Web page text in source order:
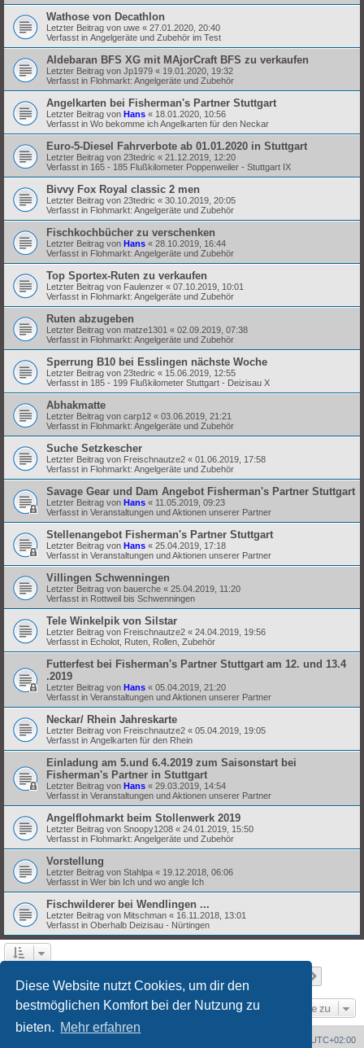
Diese Website nutzt Cookies, um dir den
bestmöglichen Komfort bei der Nutzung zu
bieten. Mehr erfahren
Wathose von Decathlon
Letzter Beitrag von uwe « 27.01.2020, 20:40
Verfasst in Angelgeräte und Zubehör im Test
Aldebaran BFS XG mit MAjorCraft BFS zu verkaufen
Letzter Beitrag von Jp1979 « 19.01.2020, 19:32
Verfasst in Flohmarkt: Angelgeräte und Zubehör
Angelkarten bei Fisherman's Partner Stuttgart
Letzter Beitrag von Hans « 18.01.2020, 10:56
Verfasst in Wo bekomme ich Angelkarten für den Neckar
Euro-5-Diesel Fahrverbote ab 01.01.2020 in Stuttgart
Letzter Beitrag von 23tedric « 21.12.2019, 12:20
Verfasst in 165 - 185 Flußkilometer Poppenweiler - Stuttgart IX
Bivvy Fox Royal classic 2 men
Letzter Beitrag von 23tedric « 30.10.2019, 20:05
Verfasst in Flohmarkt: Angelgeräte und Zubehör
Fischkochbücher zu verschenken
Letzter Beitrag von Hans « 28.10.2019, 16:44
Verfasst in Flohmarkt: Angelgeräte und Zubehör
Top Sportex-Ruten zu verkaufen
Letzter Beitrag von Faulenzer « 07.10.2019, 10:01
Verfasst in Flohmarkt: Angelgeräte und Zubehör
Ruten abzugeben
Letzter Beitrag von matze1301 « 02.09.2019, 07:38
Verfasst in Flohmarkt: Angelgeräte und Zubehör
Sperrung B10 bei Esslingen nächste Woche
Letzter Beitrag von 23tedric « 15.06.2019, 12:55
Verfasst in 185 - 199 Flußkilometer Stuttgart - Deizisau X
Abhakmatte
Letzter Beitrag von carp12 « 03.06.2019, 21:21
Verfasst in Flohmarkt: Angelgeräte und Zubehör
Suche Setzkescher
Letzter Beitrag von Freischnautze2 « 01.06.2019, 17:58
Verfasst in Flohmarkt: Angelgeräte und Zubehör
Savage Gear und Dam Angebot Fisherman's Partner Stuttgart
Letzter Beitrag von Hans « 11.05.2019, 09:23
Verfasst in Veranstaltungen und Aktionen unserer Partner
Stellenangebot Fisherman's Partner Stuttgart
Letzter Beitrag von Hans « 25.04.2019, 17:18
Verfasst in Veranstaltungen und Aktionen unserer Partner
Villingen Schwenningen
Letzter Beitrag von bauerche « 25.04.2019, 11:20
Verfasst in Rottweil bis Schwenningen
Tele Winkelpik von Silstar
Letzter Beitrag von Freischnautze2 « 24.04.2019, 19:56
Verfasst in Echolot, Ruten, Rollen, Zubehör
Futterfest bei Fisherman's Partner Stuttgart am 12. und 13.4
.2019
Letzter Beitrag von Hans « 05.04.2019, 21:20
Verfasst in Veranstaltungen und Aktionen unserer Partner
Neckar/ Rhein Jahreskarte
Letzter Beitrag von Freischnautze2 « 05.04.2019, 19:05
Verfasst in Angelkarten für den Rhein
Einladung am 5.und 6.4.2019 zum Saisonstart bei
Fisherman's Partner in Stuttgart
Letzter Beitrag von Hans « 29.03.2019, 14:54
Verfasst in Veranstaltungen und Aktionen unserer Partner
Angelflohmarkt beim Stollenwerk 2019
Letzter Beitrag von Snoopy1208 « 24.01.2019, 15:50
Verfasst in Flohmarkt: Angelgeräte und Zubehör
Vorstellung
Letzter Beitrag von Stahlpa « 19.12.2018, 06:06
Verfasst in Wer bin Ich und wo angle Ich
Fischwilderer bei Wendlingen ...
Letzter Beitrag von Mitschman « 16.11.2018, 13:01
Verfasst in Oberhalb Deizisau - Nürtingen
Gehe zu
UTC+02:00